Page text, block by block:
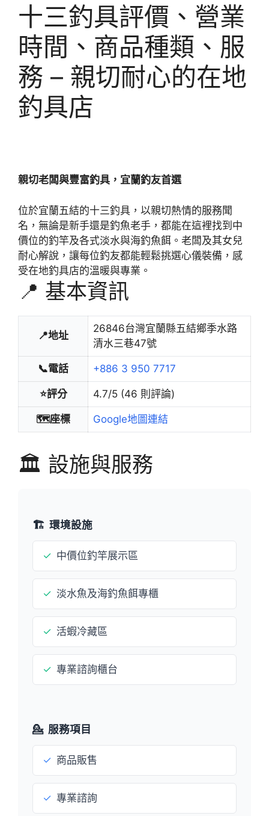
十三釣具評價、營業
時間、商品種類、服
務 – 親切耐心的在地
釣具店
親切老闆與豐富釣具，宜蘭釣友首選
位於宜蘭五結的十三釣具，以親切熱情的服務聞
名，無論是新手還是釣魚老手，都能在這裡找到中
價位的釣竿及各式淡水與海釣魚餌。老闆及其女兒
耐心解說，讓每位釣友都能輕鬆挑選心儀裝備，感
受在地釣具店的溫暖與專業。
📍 基本資訊
📍地址
26846台灣宜蘭縣五結鄉季水路
清水三巷47號
📞電話 +886 3 950 7717
⭐評分 4.7/5 (46 則評論)
🗺️座標 Google地圖連結
🏛️ 設施與服務
🏗️ 環境設施
✓ 中價位釣竿展示區
✓ 淡水魚及海釣魚餌專櫃
✓ 活蝦冷藏區
✓ 專業諮詢櫃台
💁 服務項目
✓ 商品販售
✓ 專業諮詢